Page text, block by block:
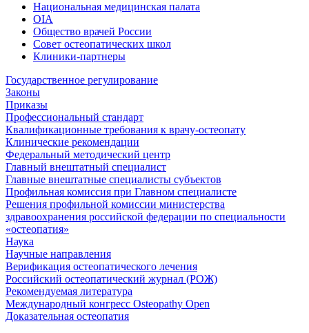
Национальная медицинская палата
OIA
Общество врачей России
Совет остеопатических школ
Клиники-партнеры
Государственное регулирование
Законы
Приказы
Профессиональный стандарт
Квалификационные требования к врачу-остеопату
Клинические рекомендации
Федеральный методический центр
Главный внештатный специалист
Главные внештатные специалисты субъектов
Профильная комиссия при Главном специалисте
Решения профильной комиссии министерства
здравоохранения российской федерации по специальности
«остеопатия»
Наука
Научные направления
Верификация остеопатического лечения
Российский остеопатический журнал (РОЖ)
Рекомендуемая литература
Международный конгресс Osteopathy Open
Доказательная остеопатия